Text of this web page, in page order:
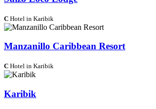
C Hotel in Karibik
Manzanillo Caribbean Resort
C Hotel in Karibik
Karibik